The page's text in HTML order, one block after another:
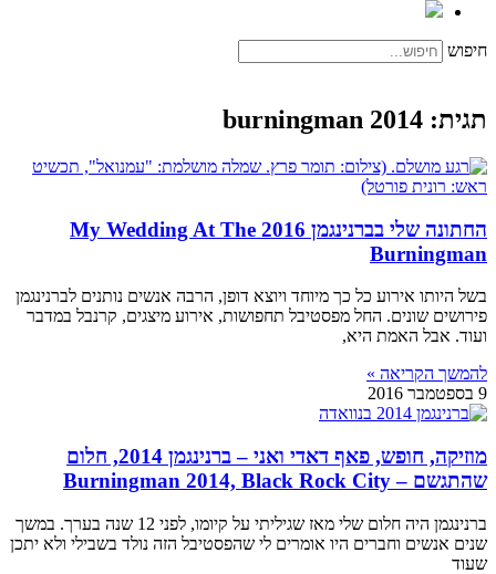
חיפוש
תגית: burningman 2014
החתונה שלי בברנינגמן 2016 My Wedding At The
Burningman
בשל היותו אירוע כל כך מיוחד ויוצא דופן, הרבה אנשים נותנים לברנינגמן
פירושים שונים. החל מפסטיבל תחפושות, אירוע מיצגים, קרנבל במדבר
ועוד. אבל האמת היא,
להמשך הקריאה »
9 בספטמבר 2016
מוזיקה, חופש, פאף דאדי ואני – ברנינגמן 2014, חלום
שהתגשם – Burningman 2014, Black Rock City
ברנינגמן היה חלום שלי מאז שגיליתי על קיומו, לפני 12 שנה בערך. במשך
שנים אנשים וחברים היו אומרים לי שהפסטיבל הזה נולד בשבילי ולא יתכן
שעוד